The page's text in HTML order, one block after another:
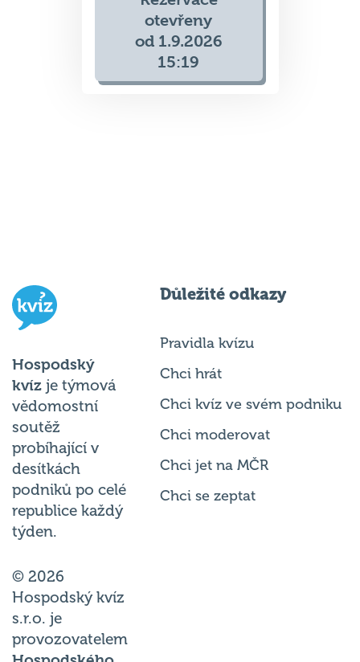
otevřeny
od 1.9.2026
15:19
Hospodský
kvíz je týmová
vědomostní
soutěž
probíhající v
desítkách
podniků po celé
republice každý
týden.
© 2026
Hospodský kvíz
s.r.o. je
provozovatelem
Důležité odkazy
Pravidla kvízu
Chci hrát
Chci kvíz ve svém podniku
Chci moderovat
Chci jet na MČR
Chci se zeptat